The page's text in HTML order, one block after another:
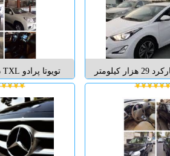
بی رنگ کارکرد 29 هزار کیلومتر
داخل مشکی دارای 5 گرم کن و دو
سرد کن و 6 ایر بگ و فرمان سه
دی لایت و مانتیور
و جی پی اس
فرمان دوربین دنده
شب (فول ترین ا...
2 دوربین کارکرد 52000 کیلومتر...